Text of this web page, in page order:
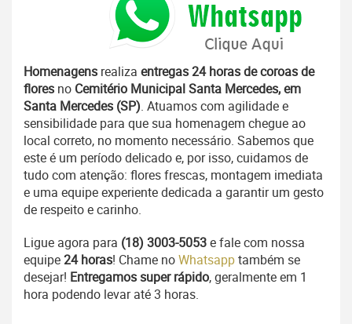
Homenagens realiza entregas 24 horas de coroas de
flores no Cemitério Municipal Santa Mercedes, em
Santa Mercedes (SP). Atuamos com agilidade e
sensibilidade para que sua homenagem chegue ao
local correto, no momento necessário. Sabemos que
este é um período delicado e, por isso, cuidamos de
tudo com atenção: flores frescas, montagem imediata
e uma equipe experiente dedicada a garantir um gesto
de respeito e carinho.
Ligue agora para (18) 3003-5053e fale com nossa
equipe24 horas! Chame noWhatsapptambém se
desejar! Entregamos super rápido, geralmente em 1
hora podendo levar até 3 horas.